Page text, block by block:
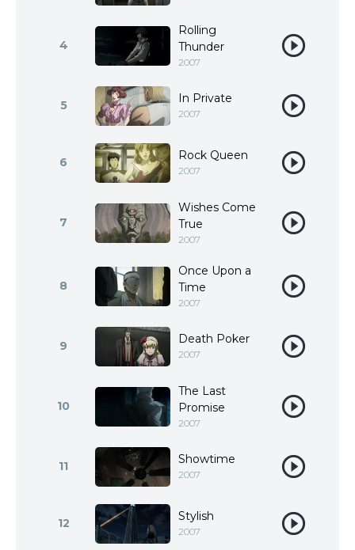
4
Rolling
Thunder
2007
5 In Private
2007
6 Rock Queen
2007
7
Wishes Come
True
2007
8
Once Upon a
Time
2007
9 Death Poker
2007
10
The Last
Promise
2007
11 Showtime
2007
12 Stylish
2007